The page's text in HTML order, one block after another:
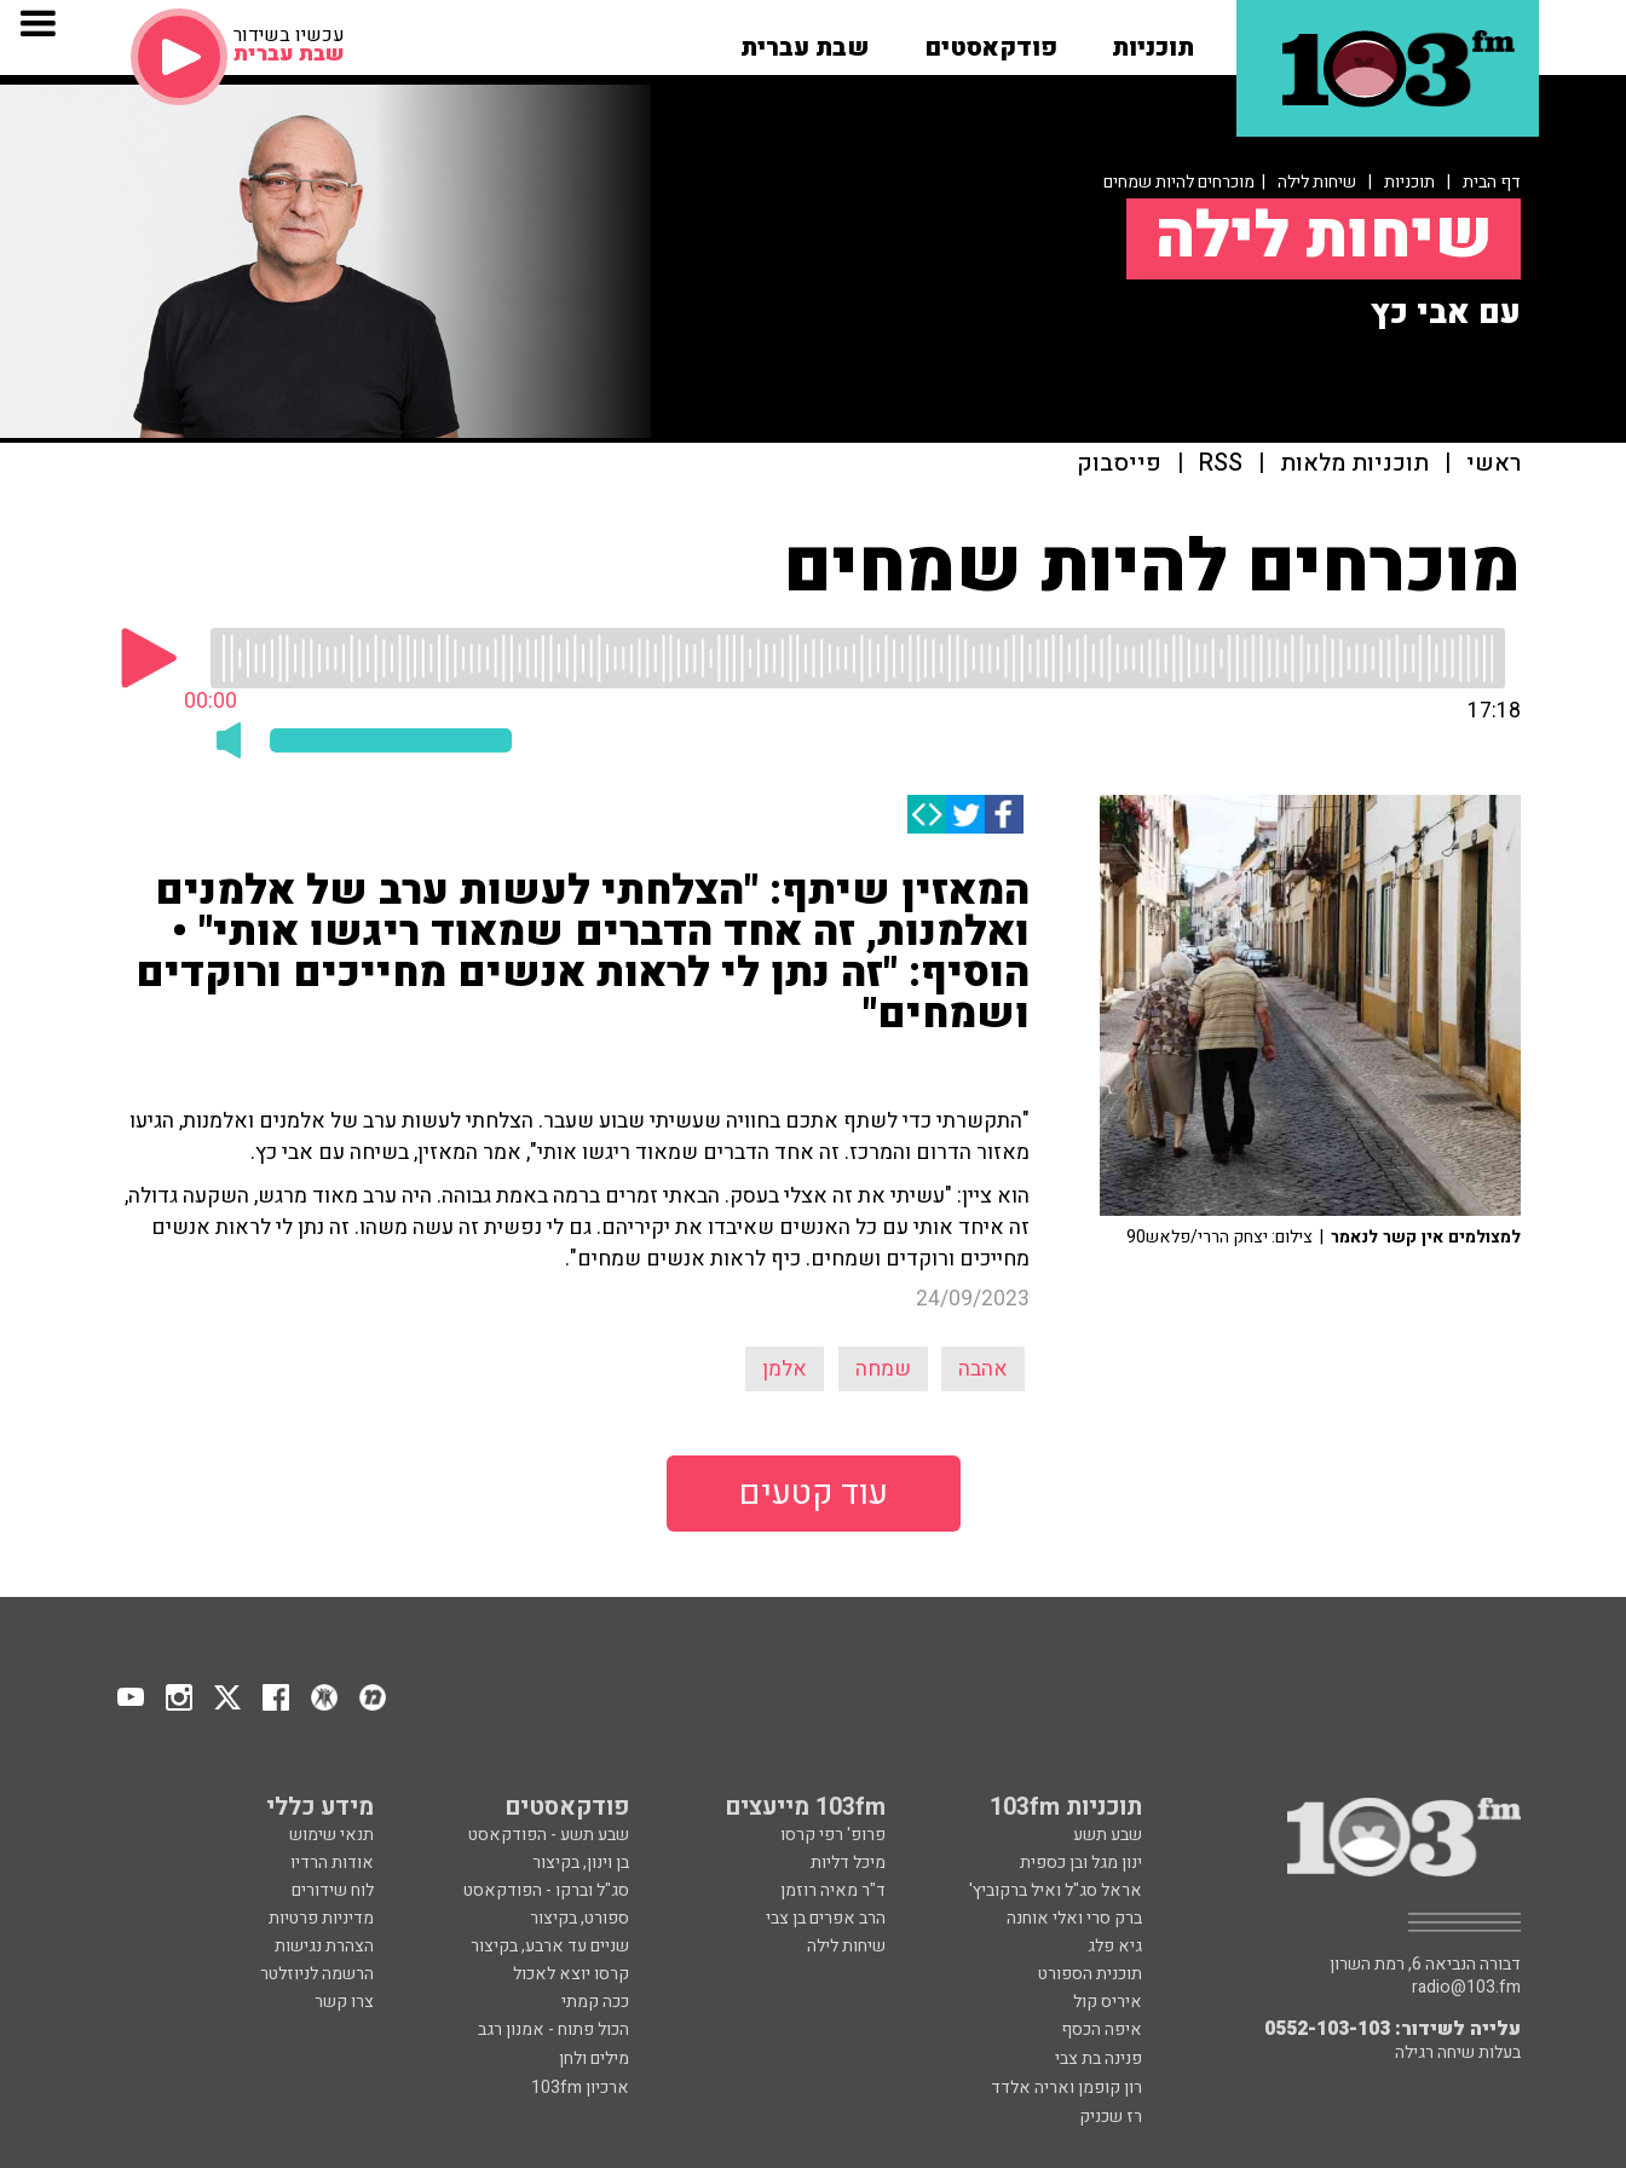
תוכניות פודקאסטים שבת עברית עכשיו בשידור
שבת עברית
דף הבית | תוכניות | שיחות לילה | מוכרחים להיות שמחים
שיחות לילה
עם אבי כץ
ראשי | תוכניות מלאות |
RSS
| פייסבוק
מוכרחים להיות שמחים
00:00 17:18
המאזין שיתף: "הצלחתי לעשות ערב של אלמנים
ואלמנות, זה אחד הדברים שמאוד ריגשו אותי" •
הוסיף: "זה נתן לי לראות אנשים מחייכים ורוקדים
ושמחים"
"התקשרתי כדי לשתף אתכם בחוויה שעשיתי שבוע שעבר. הצלחתי לעשות ערב של אלמנים ואלמנות, הגיעו
מאזור הדרום והמרכז. זה אחד הדברים שמאוד ריגשו אותי", אמר המאזין, בשיחה עם אבי כץ.
הוא ציין: "עשיתי את זה אצלי בעסק. הבאתי זמרים ברמה באמת גבוהה. היה ערב מאוד מרגש, השקעה גדולה,
זה איחד אותי עם כל האנשים שאיבדו את יקיריהם. גם לי נפשית זה עשה משהו. זה נתן לי לראות אנשים
מחייכים ורוקדים ושמחים. כיף לראות אנשים שמחים".
24/09/2023
אהבה שמחה אלמן
למצולמים אין קשר לנאמר | צילום: יצחק הררי/פלאש90
עוד קטעים
תוכניות 103fm 103fm מייעצים פודקאסטים מידע כללי
שבע תשע פרופ' רפי קרסו שבע תשע - הפודקאסט
תנאי שימוש
ינון מגל ובן כספית
מיכל דליות בן וינון, בקיצור
אודות הרדיו
אראל סג"ל ואיל ברקוביץ'
ד"ר מאיה רוזמן סג"ל וברקו - הפודקאסט
לוח שידורים
ברק סרי ואלי אוחנה
הרב אפרים בן צבי ספורט, בקיצור
מדיניות פרטיות
גיא פלג
שיחות לילה שניים עד ארבע, בקיצור
הצהרת נגישות
תוכנית הספורט
קרסו יוצא לאכול
הרשמה לניוזלטר
איריס קול
ככה קמתי
צרו קשר
איפה הכסף
הכול פתוח - אמנון רגב
פנינה בת צבי
מילים ולחן
רון קופמן ואריה אלדד
ארכיון 103fm
רז שכניק
דבורה הנביאה 6, רמת השרון
radio@103.fm
עלייה לשידור: 0552-103-103
בעלות שיחה רגילה